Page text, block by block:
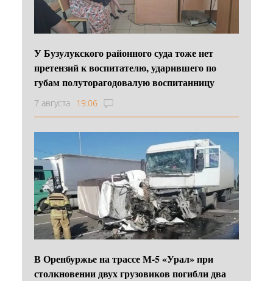
У Бузулукского районного суда тоже нет
претензий к воспитателю, ударившего по
губам полуторагодовалую воспитанницу
7 августа 19:06
В Оренбуржье на трассе М-5 «Урал» при
столкновении двух грузовиков погибли два